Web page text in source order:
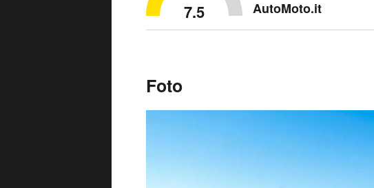
7.5
AutoMoto.it
Foto